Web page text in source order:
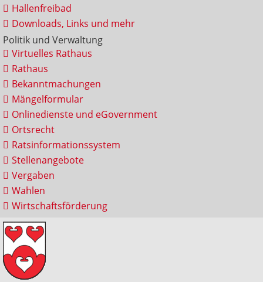
Hallenfreibad
Downloads, Links und mehr
Politik und Verwaltung
Virtuelles Rathaus
Rathaus
Bekanntmachungen
Mängelformular
Onlinedienste und eGovernment
Ortsrecht
Ratsinformationssystem
Stellenangebote
Vergaben
Wahlen
Wirtschaftsförderung